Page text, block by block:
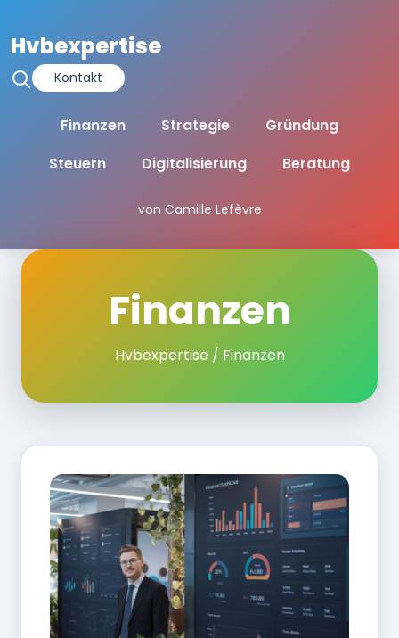
Hvbexpertise
Kontakt
Finanzen Strategie
Gründung
Steuern
Digitalisierung Beratung
von Camille Lefèvre
Finanzen
Hvbexpertise/ Finanzen